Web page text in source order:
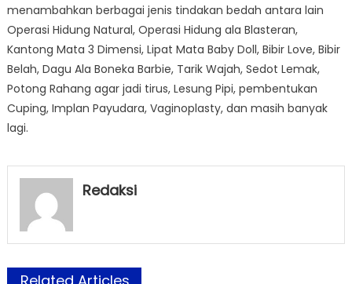
menambahkan berbagai jenis tindakan bedah antara lain
Operasi Hidung Natural, Operasi Hidung ala Blasteran,
Kantong Mata 3 Dimensi, Lipat Mata Baby Doll, Bibir Love, Bibir
Belah, Dagu Ala Boneka Barbie, Tarik Wajah, Sedot Lemak,
Potong Rahang agar jadi tirus, Lesung Pipi, pembentukan
Cuping, Implan Payudara, Vaginoplasty, dan masih banyak
lagi.
Redaksi